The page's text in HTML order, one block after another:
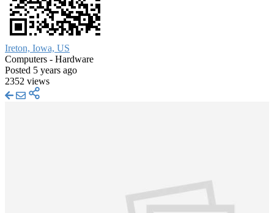
Ireton, Iowa, US
Computers - Hardware
Posted 5 years ago
2352 views